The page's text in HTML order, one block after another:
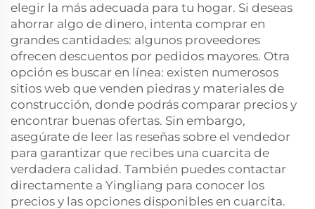
elegir la más adecuada para tu hogar. Si deseas
ahorrar algo de dinero, intenta comprar en
grandes cantidades: algunos proveedores
ofrecen descuentos por pedidos mayores. Otra
opción es buscar en línea: existen numerosos
sitios web que venden piedras y materiales de
construcción, donde podrás comparar precios y
encontrar buenas ofertas. Sin embargo,
asegúrate de leer las reseñas sobre el vendedor
para garantizar que recibes una cuarcita de
verdadera calidad. También puedes contactar
directamente a Yingliang para conocer los
precios y las opciones disponibles en cuarcita.